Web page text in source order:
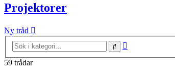
Projektorer
Ny tråd
Sök
59 trådar